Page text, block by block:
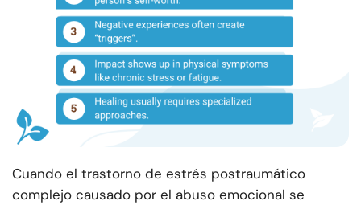
Cuando el trastorno de estrés postraumático
complejo causado por el abuso emocional se